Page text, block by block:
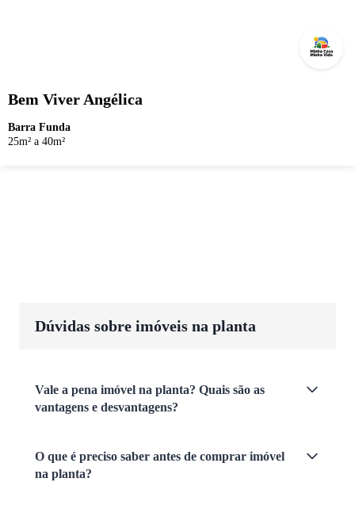
Bem Viver Angélica
Barra Funda
25m² a 40m²
Dúvidas sobre imóveis na planta
Vale a pena imóvel na planta? Quais são as
vantagens e desvantagens?
O que é preciso saber antes de comprar imóvel
na planta?